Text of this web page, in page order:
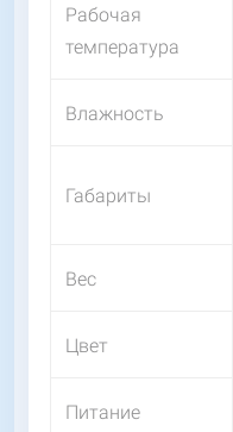
Рабочая
температура
Влажность
Габариты
Вес
Цвет
Питание